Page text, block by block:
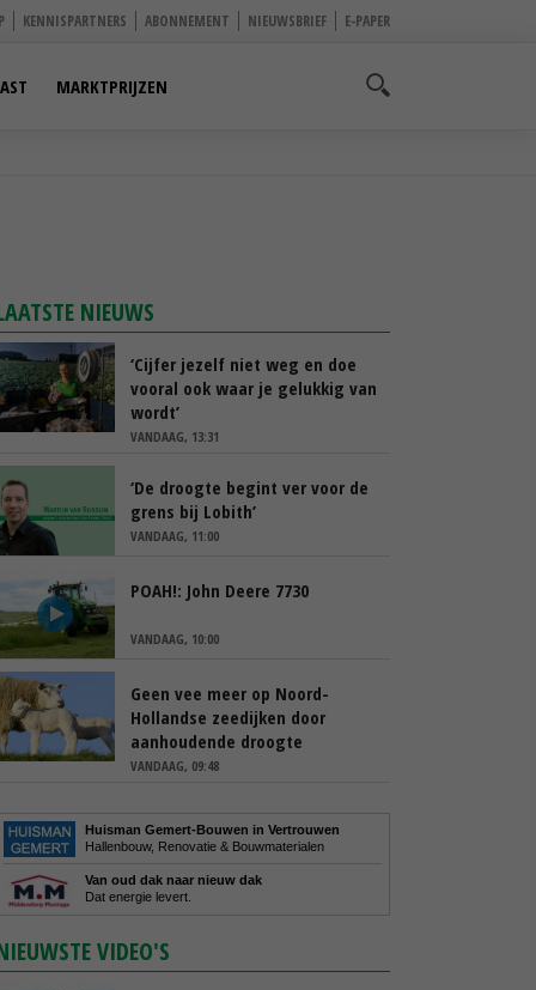
KENNISPARTNERS ABONNEMENT NIEUWSBRIEF E-PAPER
MARKTPRIJZEN
NIEUWS
‘Cijfer jezelf niet weg en doe
vooral ook waar je gelukkig van
wordt’
VANDAAG, 13:31
‘De droogte begint ver voor de
grens bij Lobith’
VANDAAG, 11:00
POAH!: John Deere 7730
VANDAAG, 10:00
Geen vee meer op Noord-
Hollandse zeedijken door
aanhoudende droogte
VANDAAG, 09:48
Huisman Gemert-Bouwen in Vertrouwen
Hallenbouw, Renovatie & Bouwmaterialen
Van oud dak naar nieuw dak
Dat energie levert.
VIDEO'S